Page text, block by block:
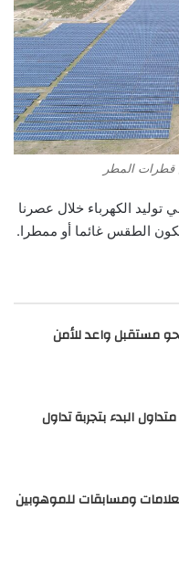
قطرات المطر
توليد الكهرباء خلال عصرنا
الطقس غائما أو ممطرا.
مستقبل واعد للأمن
البدء بتجربة تداول
ومسابقات للموهوبين